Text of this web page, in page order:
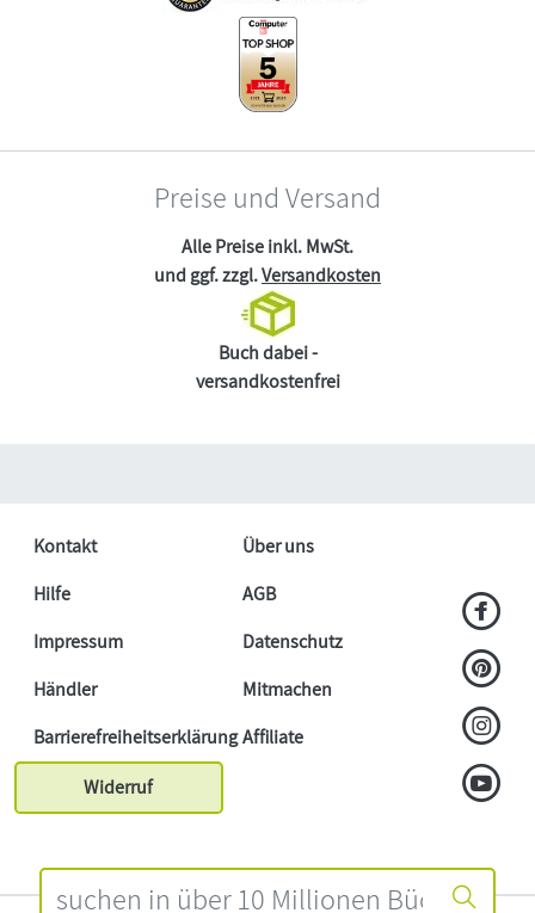
Preise und Versand
Alle Preise inkl. MwSt.
und ggf. zzgl.Versandkosten
Buch dabei -
versandkostenfrei
Kontakt
Über uns
Hilfe
AGB
Impressum
Datenschutz
Händler
Mitmachen
BarrierefreiheitserklärungAffiliate
Widerruf